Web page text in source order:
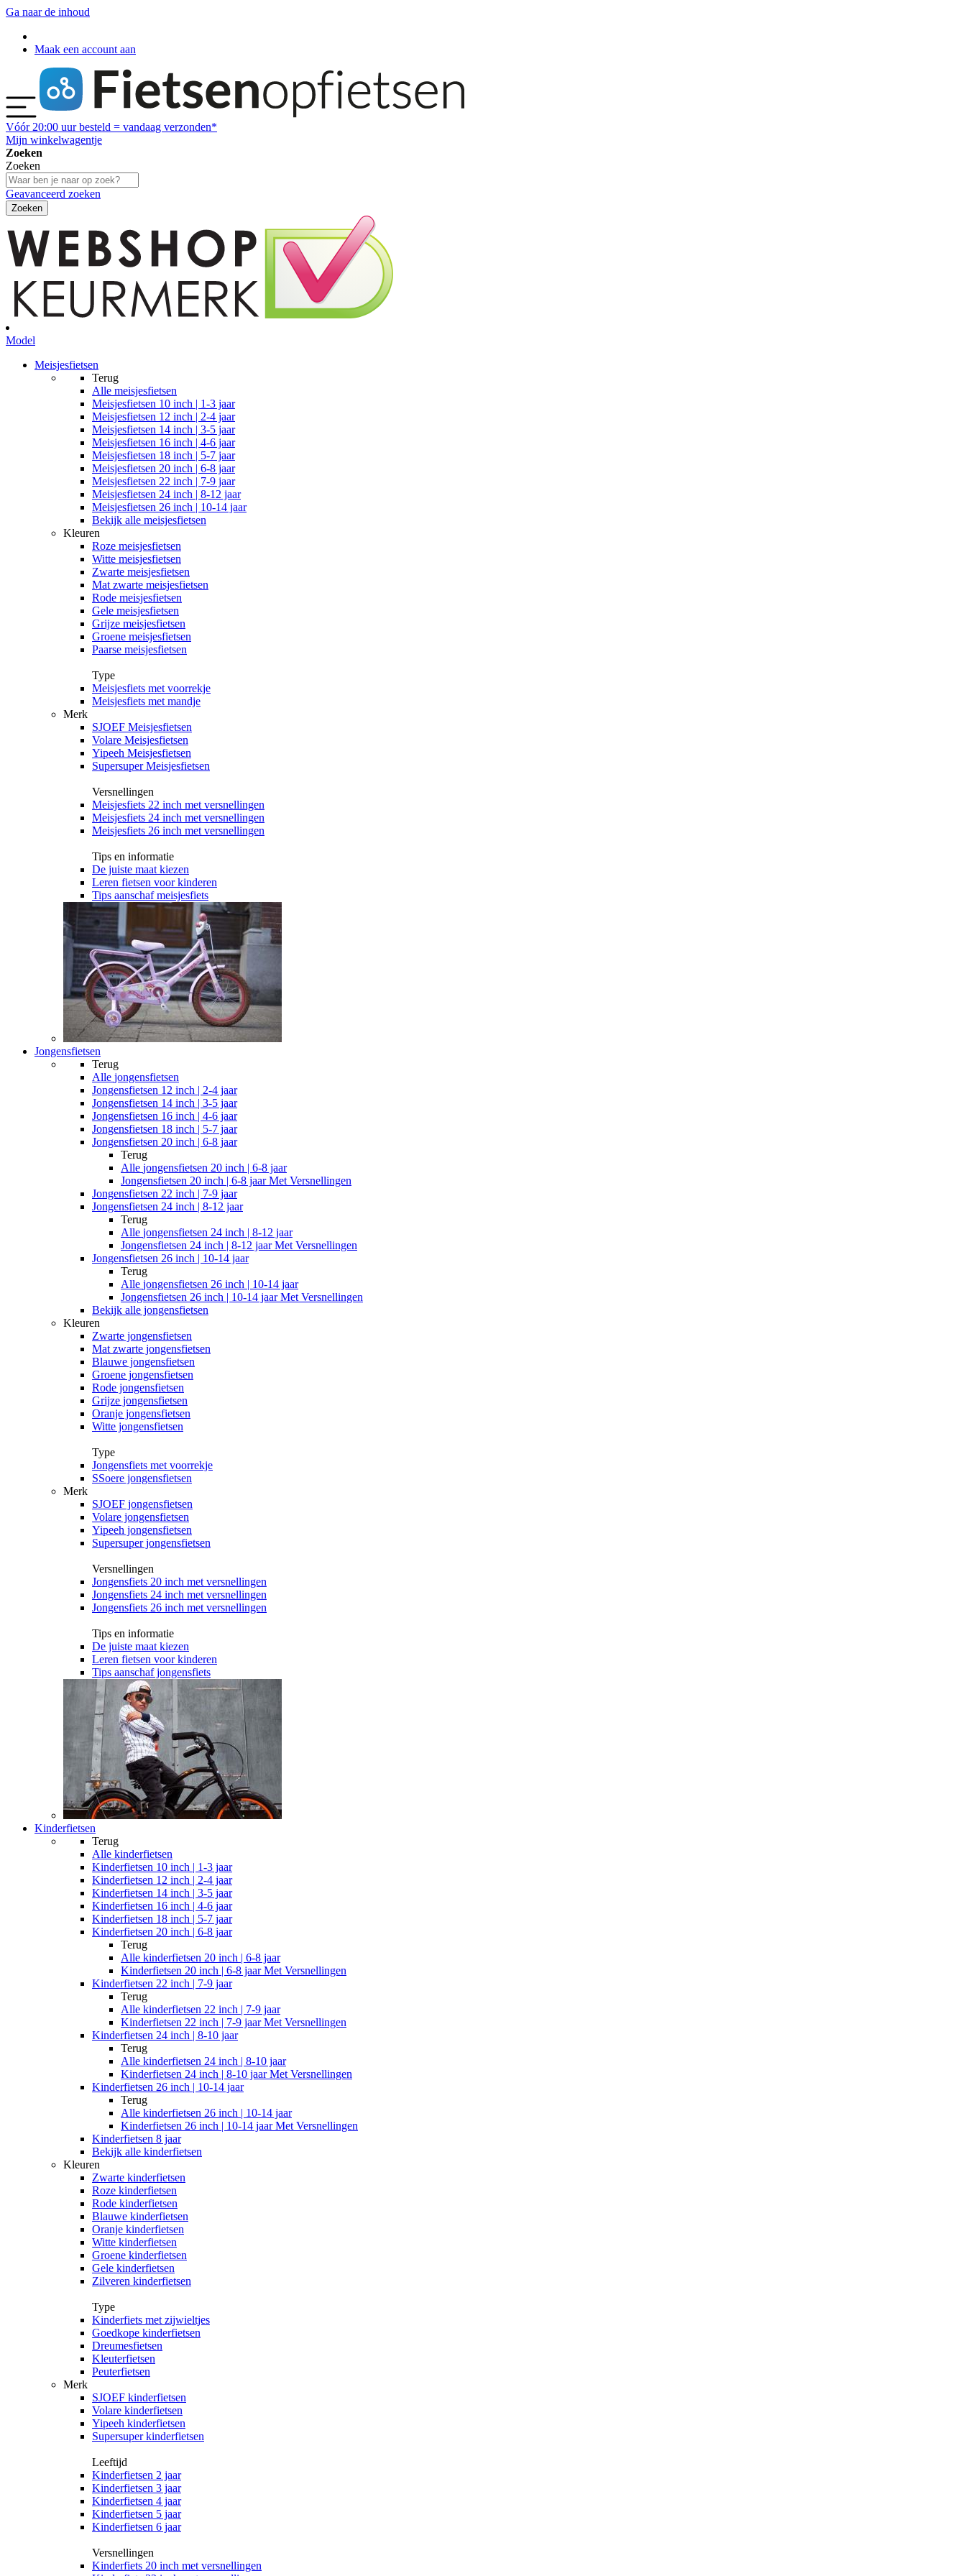
Ga naar de inhoud
Maak een account aan
Vóór 20:00 uur besteld = vandaag verzonden*
Mijn winkelwagentje
Zoeken
Zoeken
Geavanceerd zoeken
Zoeken
Model
Meisjesfietsen
Terug
Alle meisjesfietsen
Meisjesfietsen 10 inch | 1-3 jaar
Meisjesfietsen 12 inch | 2-4 jaar
Meisjesfietsen 14 inch | 3-5 jaar
Meisjesfietsen 16 inch | 4-6 jaar
Meisjesfietsen 18 inch | 5-7 jaar
Meisjesfietsen 20 inch | 6-8 jaar
Meisjesfietsen 22 inch | 7-9 jaar
Meisjesfietsen 24 inch | 8-12 jaar
Meisjesfietsen 26 inch | 10-14 jaar
Bekijk alle meisjesfietsen
Kleuren
Roze meisjesfietsen
Witte meisjesfietsen
Zwarte meisjesfietsen
Mat zwarte meisjesfietsen
Rode meisjesfietsen
Gele meisjesfietsen
Grijze meisjesfietsen
Groene meisjesfietsen
Paarse meisjesfietsen
Type
Meisjesfiets met voorrekje
Meisjesfiets met mandje
Merk
SJOEF Meisjesfietsen
Volare Meisjesfietsen
Yipeeh Meisjesfietsen
Supersuper Meisjesfietsen
Versnellingen
Meisjesfiets 22 inch met versnellingen
Meisjesfiets 24 inch met versnellingen
Meisjesfiets 26 inch met versnellingen
Tips en informatie
De juiste maat kiezen
Leren fietsen voor kinderen
Tips aanschaf meisjesfiets
Jongensfietsen
Terug
Alle jongensfietsen
Jongensfietsen 12 inch | 2-4 jaar
Jongensfietsen 14 inch | 3-5 jaar
Jongensfietsen 16 inch | 4-6 jaar
Jongensfietsen 18 inch | 5-7 jaar
Jongensfietsen 20 inch | 6-8 jaar
Terug
Alle jongensfietsen 20 inch | 6-8 jaar
Jongensfietsen 20 inch | 6-8 jaar Met Versnellingen
Jongensfietsen 22 inch | 7-9 jaar
Jongensfietsen 24 inch | 8-12 jaar
Terug
Alle jongensfietsen 24 inch | 8-12 jaar
Jongensfietsen 24 inch | 8-12 jaar Met Versnellingen
Jongensfietsen 26 inch | 10-14 jaar
Terug
Alle jongensfietsen 26 inch | 10-14 jaar
Jongensfietsen 26 inch | 10-14 jaar Met Versnellingen
Bekijk alle jongensfietsen
Kleuren
Zwarte jongensfietsen
Mat zwarte jongensfietsen
Blauwe jongensfietsen
Groene jongensfietsen
Rode jongensfietsen
Grijze jongensfietsen
Oranje jongensfietsen
Witte jongensfietsen
Type
Jongensfiets met voorrekje
SSoere jongensfietsen
Merk
SJOEF jongensfietsen
Volare jongensfietsen
Yipeeh jongensfietsen
Supersuper jongensfietsen
Versnellingen
Jongensfiets 20 inch met versnellingen
Jongensfiets 24 inch met versnellingen
Jongensfiets 26 inch met versnellingen
Tips en informatie
De juiste maat kiezen
Leren fietsen voor kinderen
Tips aanschaf jongensfiets
Kinderfietsen
Terug
Alle kinderfietsen
Kinderfietsen 10 inch | 1-3 jaar
Kinderfietsen 12 inch | 2-4 jaar
Kinderfietsen 14 inch | 3-5 jaar
Kinderfietsen 16 inch | 4-6 jaar
Kinderfietsen 18 inch | 5-7 jaar
Kinderfietsen 20 inch | 6-8 jaar
Terug
Alle kinderfietsen 20 inch | 6-8 jaar
Kinderfietsen 20 inch | 6-8 jaar Met Versnellingen
Kinderfietsen 22 inch | 7-9 jaar
Terug
Alle kinderfietsen 22 inch | 7-9 jaar
Kinderfietsen 22 inch | 7-9 jaar Met Versnellingen
Kinderfietsen 24 inch | 8-10 jaar
Terug
Alle kinderfietsen 24 inch | 8-10 jaar
Kinderfietsen 24 inch | 8-10 jaar Met Versnellingen
Kinderfietsen 26 inch | 10-14 jaar
Terug
Alle kinderfietsen 26 inch | 10-14 jaar
Kinderfietsen 26 inch | 10-14 jaar Met Versnellingen
Kinderfietsen 8 jaar
Bekijk alle kinderfietsen
Kleuren
Zwarte kinderfietsen
Roze kinderfietsen
Rode kinderfietsen
Blauwe kinderfietsen
Oranje kinderfietsen
Witte kinderfietsen
Groene kinderfietsen
Gele kinderfietsen
Zilveren kinderfietsen
Type
Kinderfiets met zijwieltjes
Goedkope kinderfietsen
Dreumesfietsen
Kleuterfietsen
Peuterfietsen
Merk
SJOEF kinderfietsen
Volare kinderfietsen
Yipeeh kinderfietsen
Supersuper kinderfietsen
Leeftijd
Kinderfietsen 2 jaar
Kinderfietsen 3 jaar
Kinderfietsen 4 jaar
Kinderfietsen 5 jaar
Kinderfietsen 6 jaar
Versnellingen
Kinderfiets 20 inch met versnellingen